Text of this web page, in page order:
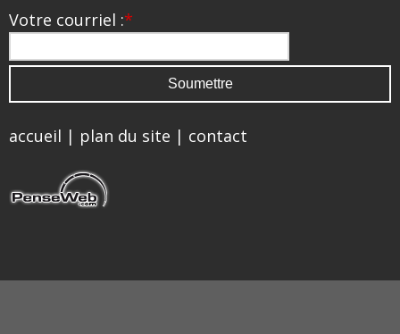
Votre courriel :*
accueil | plan du site | contact